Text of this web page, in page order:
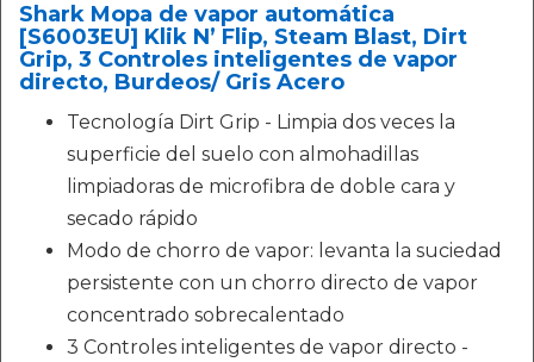
Shark Mopa de vapor automática
[S6003EU] Klik N’ Flip, Steam Blast, Dirt
Grip, 3 Controles inteligentes de vapor
directo, Burdeos/ Gris Acero
Tecnología Dirt Grip - Limpia dos veces la
superficie del suelo con almohadillas
limpiadoras de microfibra de doble cara y
secado rápido
Modo de chorro de vapor: levanta la suciedad
persistente con un chorro directo de vapor
concentrado sobrecalentado
3 Controles inteligentes de vapor directo -